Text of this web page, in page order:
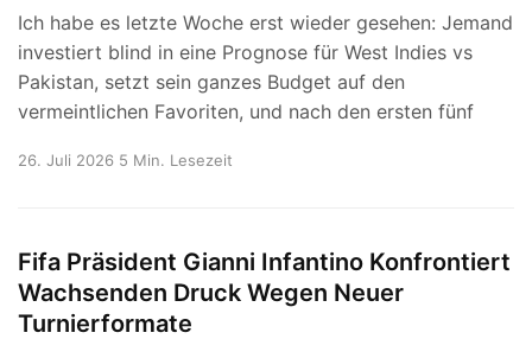
Ich habe es letzte Woche erst wieder gesehen: Jemand
investiert blind in eine Prognose für West Indies vs
Pakistan, setzt sein ganzes Budget auf den
vermeintlichen Favoriten, und nach den ersten fünf
26. Juli 2026 5 Min. Lesezeit
Fifa Präsident Gianni Infantino Konfrontiert
Wachsenden Druck Wegen Neuer
Turnierformate